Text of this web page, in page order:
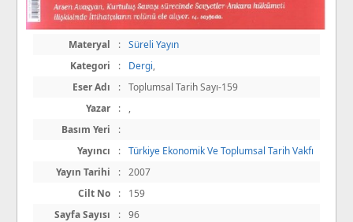
Materyal : Süreli Yayın
Kategori
: Dergi,
Eser Adı
: Toplumsal Tarih Sayı-159
Yazar
:
,
Basım Yeri
:
Yayıncı
: Türkiye Ekonomik Ve Toplumsal Tarih Vakfı
Yayın Tarihi
: 2007
Cilt No
:
159
Sayfa Sayısı
: 96